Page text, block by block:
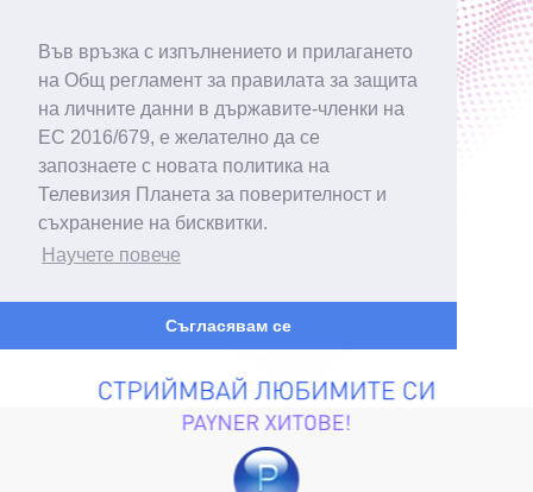
Във връзка с изпълнението и прилагането
на Общ регламент за правилата за защита
на личните данни в държавите-членки на
ЕС 2016/679, е желателно да се
запознаете с новата политика на
Телевизия Планета за поверителност и
съхранение на бисквитки.
Научете повече
Съгласявам се